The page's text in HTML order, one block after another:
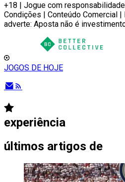
+18 | Jogue com
Condições | Conteúdo Comercial
adverte: Aposta não é
JOGOS DE HOJE
experiência
últimos artigos de